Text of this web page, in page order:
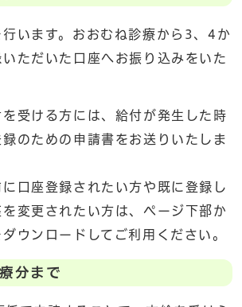
行います。おおむね診療から3、4か
いただいた口座へお振り込みをいた
受ける方には、給付が発生した時
録のための申請書をお送りいたしま
口座登録されたい方や既に登録し
変更されたい方は、ページ下部か
ウンロードしてご利用ください。
分まで